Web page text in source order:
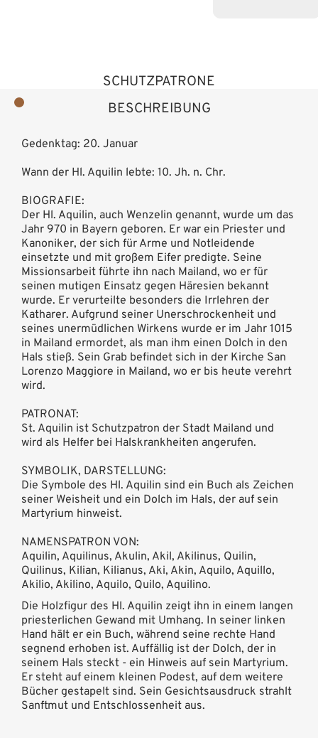
BESCHREIBUNG
SCHUTZPATRONE
Gedenktag: 20. Januar
Wann der Hl. Aquilin lebte: 10. Jh. n. Chr.
BIOGRAFIE:
Der Hl. Aquilin, auch Wenzelin genannt, wurde um das
Jahr 970 in Bayern geboren. Er war ein Priester und
Kanoniker, der sich für Arme und Notleidende
einsetzte und mit großem Eifer predigte. Seine
Missionsarbeit führte ihn nach Mailand, wo er für
seinen mutigen Einsatz gegen Häresien bekannt
wurde. Er verurteilte besonders die Irrlehren der
Katharer. Aufgrund seiner Unerschrockenheit und
seines unermüdlichen Wirkens wurde er im Jahr 1015
in Mailand ermordet, als man ihm einen Dolch in den
Hals stieß. Sein Grab befindet sich in der Kirche San
Lorenzo Maggiore in Mailand, wo er bis heute verehrt
wird.
PATRONAT:
St. Aquilin ist Schutzpatron der Stadt Mailand und
wird als Helfer bei Halskrankheiten angerufen.
SYMBOLIK, DARSTELLUNG:
Die Symbole des Hl. Aquilin sind ein Buch als Zeichen
seiner Weisheit und ein Dolch im Hals, der auf sein
Martyrium hinweist.
NAMENSPATRON VON:
Aquilin, Aquilinus, Akulin, Akil, Akilinus, Quilin,
Quilinus, Kilian, Kilianus, Aki, Akin, Aquilo, Aquillo,
Akilio, Akilino, Aquilo, Quilo, Aquilino.
Die Holzfigur des Hl. Aquilin zeigt ihn in einem langen
priesterlichen Gewand mit Umhang. In seiner linken
Hand hält er ein Buch, während seine rechte Hand
segnend erhoben ist. Auffällig ist der Dolch, der in
seinem Hals steckt - ein Hinweis auf sein Martyrium.
Er steht auf einem kleinen Podest, auf dem weitere
Bücher gestapelt sind. Sein Gesichtsausdruck strahlt
Sanftmut und Entschlossenheit aus.